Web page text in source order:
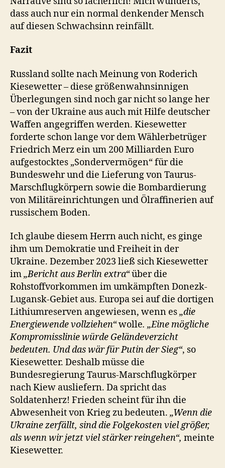
dass auch nur ein normal denkender Mensch
auf diesen Schwachsinn reinfällt.
Fazit
Russland sollte nach Meinung von Roderich
Kiesewetter – diese größenwahnsinnigen
Überlegungen sind noch gar nicht so lange her
– von der Ukraine aus auch mit Hilfe deutscher
Waffen angegriffen werden. Kiesewetter
forderte schon lange vor dem Wählerbetrüger
Friedrich Merz ein um 200 Milliarden Euro
aufgestocktes „Sondervermögen“ für die
Bundeswehr und die Lieferung von Taurus-
Marschflugkörpern sowie die Bombardierung
von Militäreinrichtungen und Ölraffinerien auf
russischem Boden.
Ich glaube diesem Herrn auch nicht, es ginge
ihm um Demokratie und Freiheit in der
Ukraine. Dezember 2023 ließ sich Kiesewetter
im„Bericht aus Berlin extra“über die
Rohstoffvorkommen im umkämpften Donezk-
Lugansk-Gebiet aus. Europa sei auf die dortigen
Lithiumreserven angewiesen, wenn es„die
Energiewende vollziehen“wolle. „Eine mögliche
Kompromisslinie würde Geländeverzicht
bedeuten. Und das wär für Putin der Sieg“, so
Kiesewetter. Deshalb müsse die
Bundesregierung Taurus-Marschflugkörper
nach Kiew ausliefern. Da spricht das
Soldatenherz! Frieden scheint für ihn die
Abwesenheit von Krieg zu bedeuten. „Wenn die
Ukraine zerfällt, sind die Folgekosten viel größer,
als wenn wir jetzt viel stärker reingehen“, meinte
Kiesewetter.